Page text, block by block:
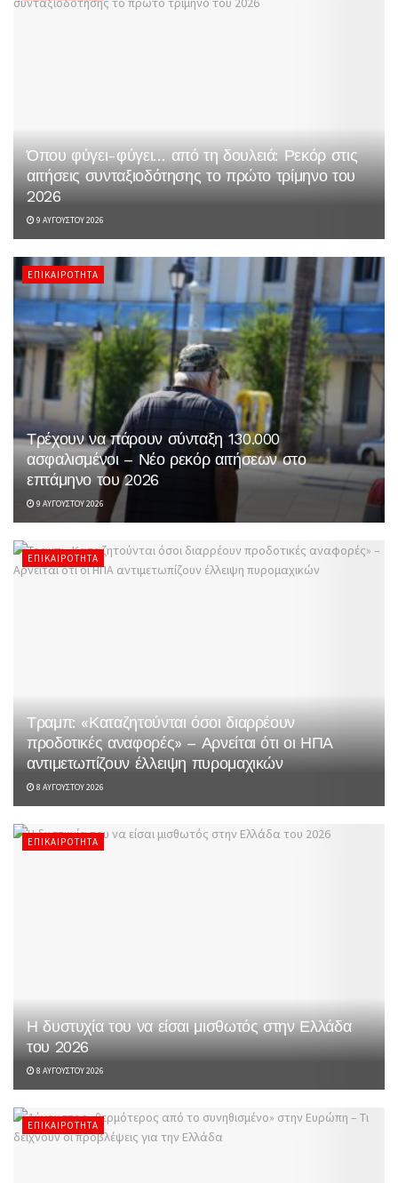
Όπου φύγει-φύγει… από τη δουλειά: Ρεκόρ στις
αιτήσεις συνταξιοδότησης το πρώτο τρίμηνο του
2026
9 ΑΥΓΟΎΣΤΟΥ 2026
ΕΠΙΚΑΙΡΌΤΗΤΑ
Τρέχουν να πάρουν σύνταξη 130.000
ασφαλισμένοι – Νέο ρεκόρ αιτήσεων στο
επτάμηνο του 2026
9 ΑΥΓΟΎΣΤΟΥ 2026
ΕΠΙΚΑΙΡΌΤΗΤΑ
Τραμπ: «Καταζητούνται όσοι διαρρέουν
προδοτικές αναφορές» – Αρνείται ότι οι ΗΠΑ
αντιμετωπίζουν έλλειψη πυρομαχικών
8 ΑΥΓΟΎΣΤΟΥ 2026
ΕΠΙΚΑΙΡΌΤΗΤΑ
Η δυστυχία του να είσαι μισθωτός στην Ελλάδα
του 2026
8 ΑΥΓΟΎΣΤΟΥ 2026
ΕΠΙΚΑΙΡΌΤΗΤΑ